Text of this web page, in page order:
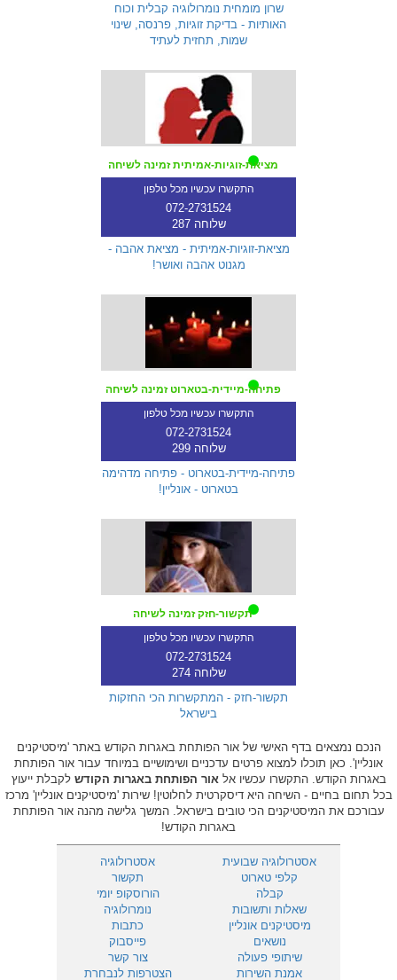
שרון מומחית נומרולוגיה קבלית וכוח
האותיות - בדיקת זוגיות, פרנסה, שינוי
שמות, תחזית לעתיד
מציאת-זוגיות-אמיתית זמינה לשיחה
התקשרו עכשיו מכל טלפון
072-2731524
שלוחה 287
מציאת-זוגיות-אמיתית - מציאת אהבה -
מגנוט אהבה ואושר!
פתיחה-מיידית-בטארוט זמינה לשיחה
התקשרו עכשיו מכל טלפון
072-2731524
שלוחה 299
פתיחה-מיידית-בטארוט - פתיחה מדהימה
בטארוט - אונליין!
תקשור-חזק זמינה לשיחה
התקשרו עכשיו מכל טלפון
072-2731524
שלוחה 274
תקשור-חזק - המתקשרות הכי החזקות
בישראל
הנכם נמצאים בדף האישי של אור הפותחת באגרות הקודש באתר 'מיסטיקנים
אונליין'. כאן תוכלו למצוא פרטים עדכניים ושימושיים במיוחד עבור אור הפותחת
באגרות הקודש. התקשרו עכשיו אלאור הפותחת באגרות הקודש לקבלת ייעוץ
בכל תחום בחיים - השיחה היא דיסקרטית לחלוטין! שירות 'מיסטיקנים אונליין' מרכז
עבורכם את המיסטיקנים הכי טובים בישראל. המשך גלישה מהנה אור הפותחת
באגרות הקודש!
אסטרולוגיה
אסטרולוגיה שבועית
תקשור
קלפי טארוט
הורוסקופ יומי
קבלה
נומרולוגיה
שאלות ותשובות
כתבות
מיסטיקנים אונליין
פייסבוק
נושאים
צור קשר
שיתופי פעולה
הצטרפות לנבחרת
אמנת השירות